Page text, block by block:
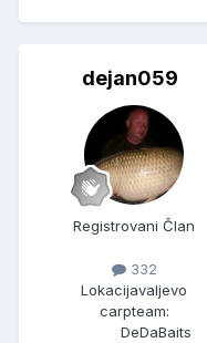
dejan059
Registrovani Član
332
Lokacijavaljevo
carpteam:
DeDaBaits